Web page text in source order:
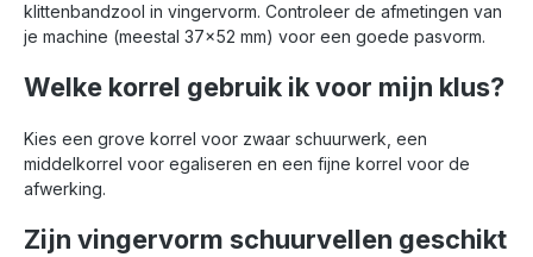
klittenbandzool in vingervorm. Controleer de afmetingen van
je machine (meestal 37×52 mm) voor een goede pasvorm.
Welke korrel gebruik ik voor mijn klus?
Kies een grove korrel voor zwaar schuurwerk, een
middelkorrel voor egaliseren en een fijne korrel voor de
afwerking.
Zijn vingervorm schuurvellen geschikt